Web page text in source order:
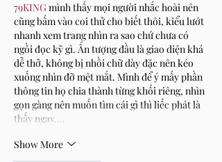
79KING mình thấy mọi người nhắc hoài nên
cũng bấm vào coi thử cho biết thôi, kiểu lướt
nhanh xem trang nhìn ra sao chứ chưa có
ngồi đọc kỹ gì. Ấn tượng đầu là giao diện khá
dễ thở, không bị nhồi chữ dày đặc nên kéo
xuống nhìn đỡ mệt mắt. Mình để ý mấy phần
thông tin họ chia thành từng khối riêng, nhìn
gọn gàng nên muốn tìm cái gì thì liếc phát là
thấy ngay.…
Show More